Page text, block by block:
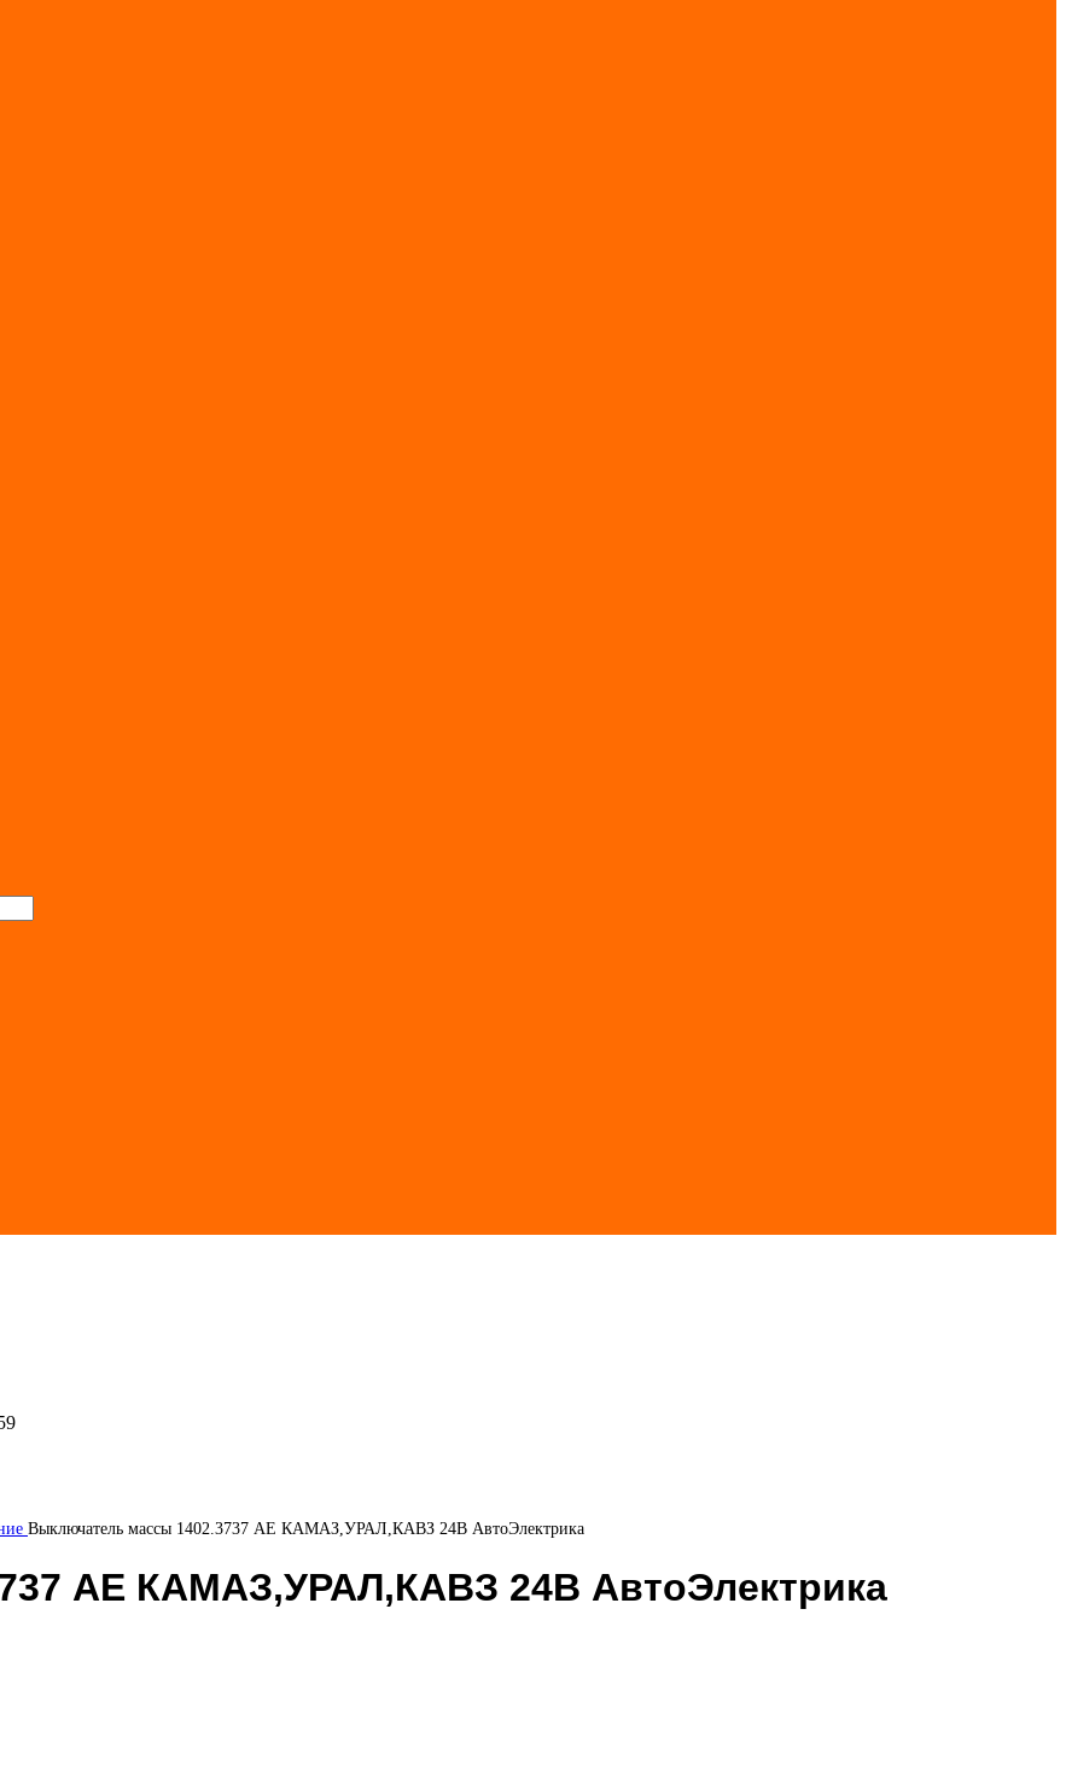
Выключатель массы 1402.3737 АЕ КАМАЗ,УРАЛ,КАВЗ 24В АвтоЭлектрика
АЕ КАМАЗ,УРАЛ,КАВЗ 24В АвтоЭлектрика